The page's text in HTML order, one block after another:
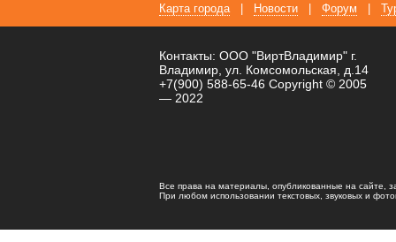
Карта города Новости Форум
Контакты: ООО "ВиртВладимир" г.
Владимир, ул. Комсомольская, д.14
+7(900) 588-65-46 Copyright © 2005
— 2022
Все права на материалы, опубликованные на сайте,
При любом использовании текстовых, звуковых и